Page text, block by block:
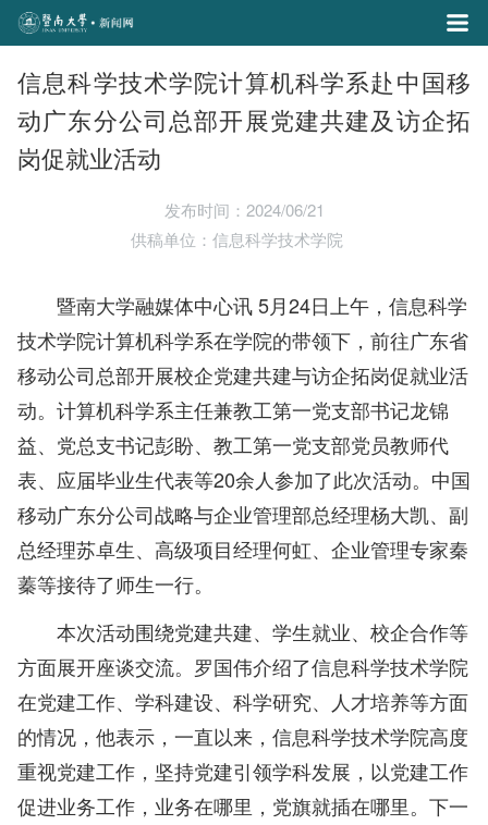
信息科学技术学院计算机科学系赴中国移
动广东分公司总部开展党建共建及访企拓
岗促就业活动
发布时间：2024/06/21
供稿单位：信息科学技术学院
暨南大学融媒体中心讯 5月24日上午，信息科学
技术学院计算机科学系在学院的带领下，前往广东省
移动公司总部开展校企党建共建与访企拓岗促就业活
动。计算机科学系主任兼教工第一党支部书记龙锦
益、党总支书记彭盼、教工第一党支部党员教师代
表、应届毕业生代表等20余人参加了此次活动。中国
移动广东分公司战略与企业管理部总经理杨大凯、副
总经理苏卓生、高级项目经理何虹、企业管理专家秦
蓁等接待了师生一行。
本次活动围绕党建共建、学生就业、校企合作等
方面展开座谈交流。 罗国伟介绍了信息科学技术学院
在党建工作、学科建设、科学研究、人才培养等方面
的情况，他表示，一直以来，信息科学技术学院高度
重视党建工作，坚持党建引领学科发展，以党建工作
促进业务工作，业务在哪里，党旗就插在哪里。下一